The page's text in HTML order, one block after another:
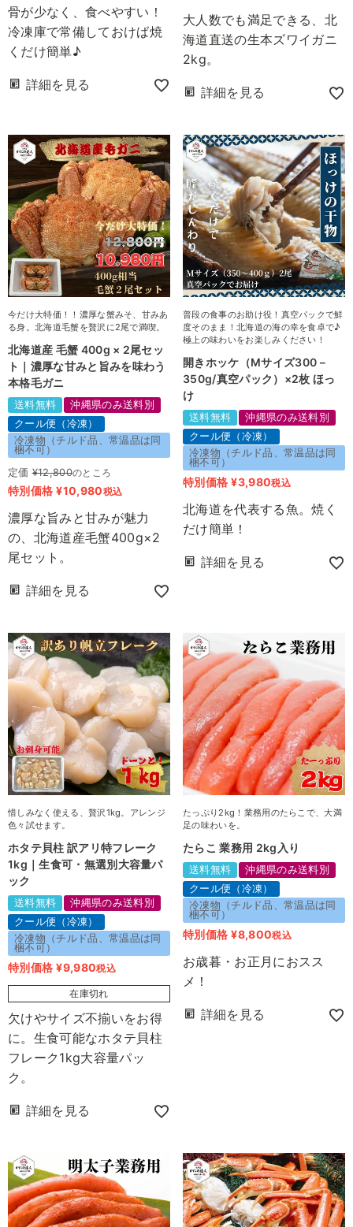
骨が少なく、食べやすい！
冷凍庫で常備しておけば焼
くだけ簡単♪
詳細を見る
大人数でも満足できる、北
海道直送の生本ズワイガニ
2kg。
詳細を見る
今だけ大特価！！濃厚な蟹みそ、甘みあ
る身。北海道毛蟹を贅沢に2尾で満喫。
北海道産 毛蟹 400g × 2尾セッ
ト｜濃厚な甘みと旨みを味わう
本格毛ガニ
送料無料
沖縄県のみ送料別
クール便（冷凍）
冷凍物（チルド品、常温品は同
梱不可）
定価 ¥12,800のところ
特別価格 ¥10,980税込
濃厚な旨みと甘みが魅力
の、北海道産毛蟹400g×2
尾セット。
詳細を見る
普段の食事のお助け役！真空パックで鮮
度そのまま！北海道の海の幸を食卓で♪
極上の味わいをお楽しみください！
開きホッケ（Mサイズ300－
350g/真空パック）×2枚 ほっ
け
送料無料
沖縄県のみ送料別
クール便（冷凍）
冷凍物（チルド品、常温品は同
梱不可）
特別価格 ¥3,980税込
北海道を代表する魚。焼く
だけ簡単！
詳細を見る
惜しみなく使える、贅沢1kg。アレンジ
色々試せます。
ホタテ貝柱 訳アリ特フレーク
1kg｜生食可・無選別大容量パ
ック
送料無料
沖縄県のみ送料別
クール便（冷凍）
冷凍物（チルド品、常温品は同
梱不可）
特別価格 ¥9,980税込
在庫切れ
欠けやサイズ不揃いをお得
に。生食可能なホタテ貝柱
フレーク1kg大容量パッ
ク。
詳細を見る
たっぷり2kg！業務用のたらこで、大満
足の味わいを。
たらこ 業務用 2kg入り
送料無料
沖縄県のみ送料別
クール便（冷凍）
冷凍物（チルド品、常温品は同
梱不可）
特別価格 ¥8,800税込
お歳暮・お正月におスス
メ！
詳細を見る